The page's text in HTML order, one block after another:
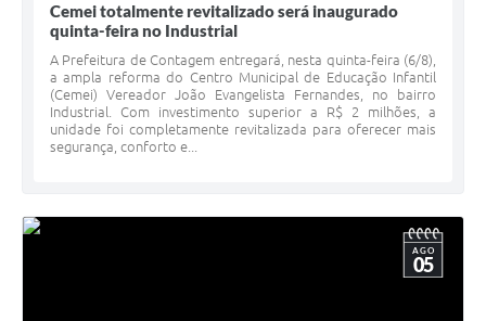
Cemei totalmente revitalizado será inaugurado
quinta-feira no Industrial
A Prefeitura de Contagem entregará, nesta quinta-feira (6/8),
a ampla reforma do Centro Municipal de Educação Infantil
(Cemei) Vereador João Evangelista Fernandes, no bairro
Industrial. Com investimento superior a R$ 2 milhões, a
unidade foi completamente revitalizada para oferecer mais
segurança, conforto e...
AGO
05